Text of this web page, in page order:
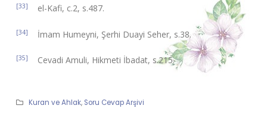
[33] el-Kafi, c.2, s.487.
[34] İmam Humeyni, Şerhi Duayi Seher, s.38.
[35] Cevadi Amuli, Hikmeti İbadat, s.215.
Kuran ve Ahlak, Soru Cevap Arşivi